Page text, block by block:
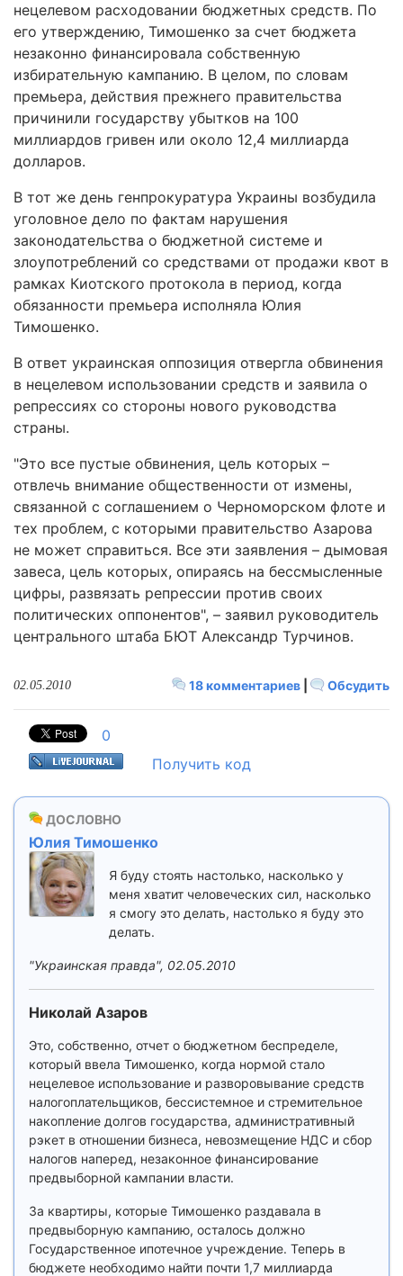
нецелевом расходовании бюджетных средств. По
его утверждению, Тимошенко за счет бюджета
незаконно финансировала собственную
избирательную кампанию. В целом, по словам
премьера, действия прежнего правительства
причинили государству убытков на 100
миллиардов гривен или около 12,4 миллиарда
долларов.
В тот же день генпрокуратура Украины возбудила
уголовное дело по фактам нарушения
законодательства о бюджетной системе и
злоупотреблений со средствами от продажи квот в
рамках Киотского протокола в период, когда
обязанности премьера исполняла Юлия
Тимошенко.
В ответ украинская оппозиция отвергла обвинения
в нецелевом использовании средств и заявила о
репрессиях со стороны нового руководства
страны.
"Это все пустые обвинения, цель которых –
отвлечь внимание общественности от измены,
связанной с соглашением о Черноморском флоте и
тех проблем, с которыми правительство Азарова
не может справиться. Все эти заявления – дымовая
завеса, цель которых, опираясь на бессмысленные
цифры, развязать репрессии против своих
политических оппонентов", – заявил руководитель
центрального штаба БЮТ Александр Турчинов.
18 комментариев Обсудить
02.05.2010
0
Получить код
ДОСЛОВНО
Юлия Тимошенко
Я буду стоять настолько, насколько у
меня хватит человеческих сил, насколько
я смогу это делать, настолько я буду это
делать.
"Украинская правда", 02.05.2010
Николай Азаров
Это, собственно, отчет о бюджетном беспределе,
который ввела Тимошенко, когда нормой стало
нецелевое использование и разворовывание средств
налогоплательщиков, бессистемное и стремительное
накопление долгов государства, административный
рэкет в отношении бизнеса, невозмещение НДС и сбор
налогов наперед, незаконное финансирование
предвыборной кампании власти.
За квартиры, которые Тимошенко раздавала в
предвыборную кампанию, осталось должно
Государственное ипотечное учреждение. Теперь в
бюджете необходимо найти почти 1,7 миллиарда